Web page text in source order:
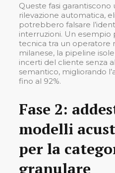
Queste fasi garantiscono
rilevazione automatica,
potrebbero falsare
interruzioni. Un esempio
tecnica tra un operatore
milanese, la pipeline
incerti del cliente senza
semantico, migliorando
fino al 92%.
Fase 2:
modelli
per la
granulare